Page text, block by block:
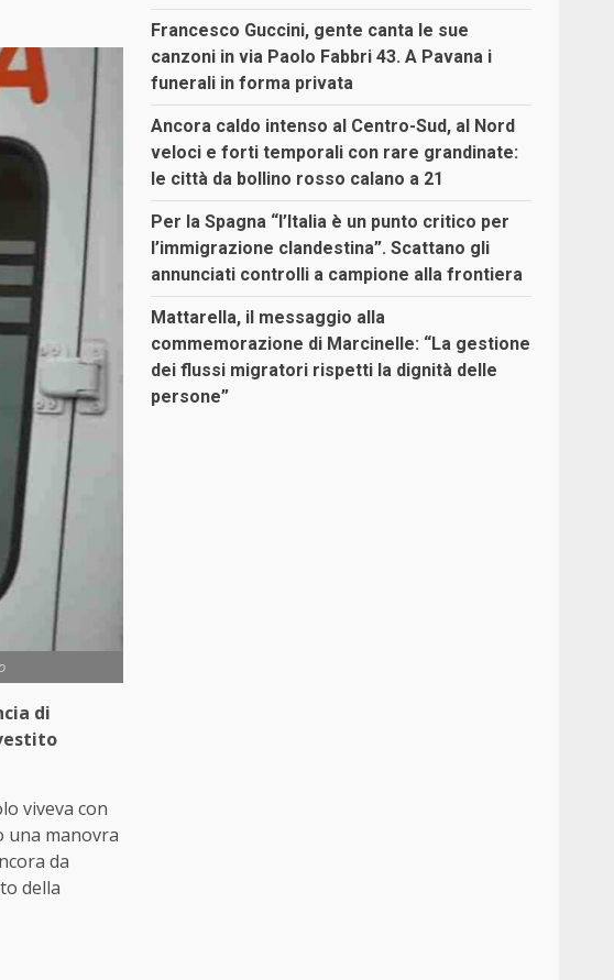
di
viveva con
una manovra
da
della
Francesco Guccini, gente canta le sue
canzoni in via Paolo Fabbri 43. A Pavana i
funerali in forma privata
Ancora caldo intenso al Centro-Sud, al Nord
veloci e forti temporali con rare grandinate:
le città da bollino rosso calano a 21
Per la Spagna “l’Italia è un punto critico per
l’immigrazione clandestina”. Scattano gli
annunciati controlli a campione alla frontiera
Mattarella, il messaggio alla
commemorazione di Marcinelle: “La gestione
dei flussi migratori rispetti la dignità delle
persone”